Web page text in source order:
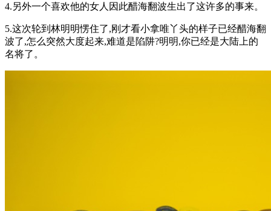
4.另外一个喜欢他的女人因此醋海翻波生出了这许多的事来。
5.这次轮到林明明愣住了,刚才看小拿唯丫头的样子已经醋海翻
波了,怎么突然大度起来,难道是陷阱?明明,你已经是大陆上的
名将了。